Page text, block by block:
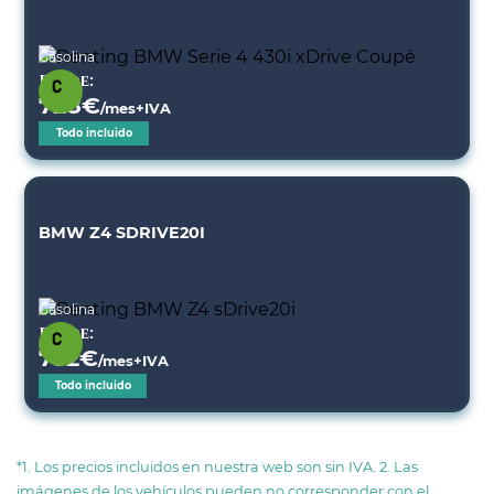
Gasolina
Desde:
728€/mes+IVA
Todo incluido
BMW Z4 SDRIVE20I
Gasolina
Desde:
752€/mes+IVA
Todo incluido
*1. Los precios incluidos en nuestra web son sin IVA. 2. Las